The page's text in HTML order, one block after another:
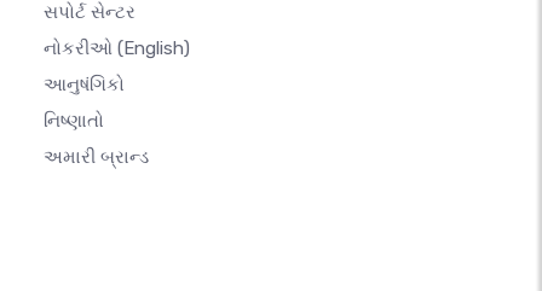
સપોર્ટ સેન્ટર
નોકરીઓ (English)
આનુષંગિકો
નિષ્ણાતો
અમારી બ્રાન્ડ